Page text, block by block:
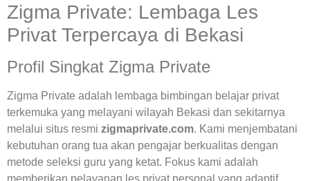
Zigma Private: Lembaga Les
Privat Terpercaya di Bekasi
Profil Singkat Zigma Private
Zigma Private adalah lembaga bimbingan belajar privat
terkemuka yang melayani wilayah Bekasi dan sekitarnya
melalui situs resmi zigmaprivate.com. Kami menjembatani
kebutuhan orang tua akan pengajar berkualitas dengan
metode seleksi guru yang ketat. Fokus kami adalah
memberikan pelayanan les privat personal yang adaptif